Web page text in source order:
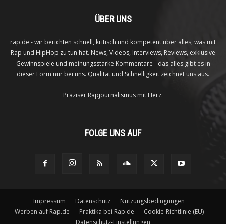
ÜBER UNS
rap.de - wir berichten schnell, kritisch und kompetent über alles, was mit
Rap und HipHop zu tun hat. News, Videos, Interviews, Reviews, exklusive
Gewinnspiele und meinungsstarke Kommentare - das alles gibt es in
dieser Form nur bei uns. Qualität und Schnelligkeit zeichnet uns aus.
Präziser Rapjournalismus mit Herz.
FOLGE UNS AUF
Impressum Datenschutz
Nutzungsbedingungen
Werben auf Rap.de
Praktika bei Rap.de
Cookie-Richtlinie (EU)
Datenschutz-Einstellungen